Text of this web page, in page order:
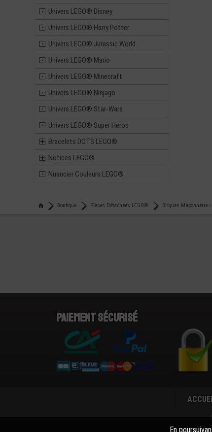
Univers LEGO® Disney
Univers LEGO® Harry Potter
Univers LEGO® Jurassic World
Univers LEGO® Mario
Univers LEGO® Minecraft
Univers LEGO® Ninjago
Univers LEGO® Star-Wars
Univers LEGO® Super Heros
Bracelets DOTS LEGO®
Notices LEGO®
Nuancier Couleurs LEGO®
Boutique Pièces Détachées LEGO® Briques Maçonnerie -
Paiement sécurisé
En